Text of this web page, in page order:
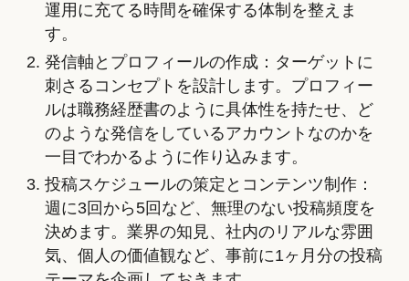
運用に充てる時間を確保する体制を整えま
す。
発信軸とプロフィールの作成：ターゲットに
刺さるコンセプトを設計します。プロフィー
ルは職務経歴書のように具体性を持たせ、ど
のような発信をしているアカウントなのかを
一目でわかるように作り込みます。
投稿スケジュールの策定とコンテンツ制作：
週に3回から5回など、無理のない投稿頻度を
決めます。業界の知見、社内のリアルな雰囲
気、個人の価値観など、事前に1ヶ月分の投稿